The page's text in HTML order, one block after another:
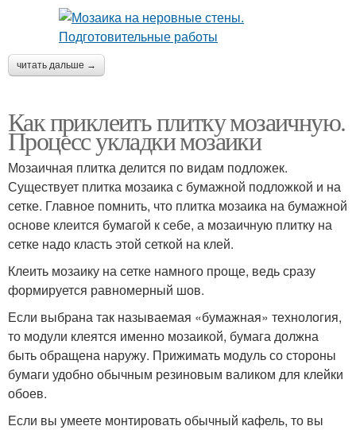
читать дальше →
Как приклеить плитку мозаичную.
Процесс укладки мозаики
Мозаичная плитка делится по видам подложек.
Существует плитка мозаика с бумажной подложкой и на
сетке. Главное помнить, что плитка мозаика на бумажной
основе клеится бумагой к себе, а мозаичную плитку на
сетке надо класть этой сеткой на клей.
Клеить мозаику на сетке намного проще, ведь сразу
формируется равномерный шов.
Если выбрана так называемая «бумажная» технология,
то модули клеятся именно мозаикой, бумага должна
быть обращена наружу. Прижимать модуль со стороны
бумаги удобно обычным резиновым валиком для клейки
обоев.
Если вы умеете монтировать обычный кафель, то вы